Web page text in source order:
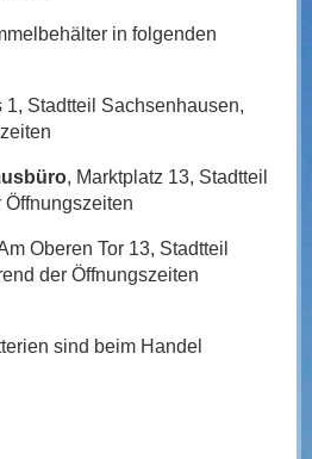
in folgenden
1, Stadtteil Sachsenhausen,
, Marktplatz 13, Stadtteil
Oberen Tor 13, Stadtteil
der Öffnungszeiten
sind beim Handel